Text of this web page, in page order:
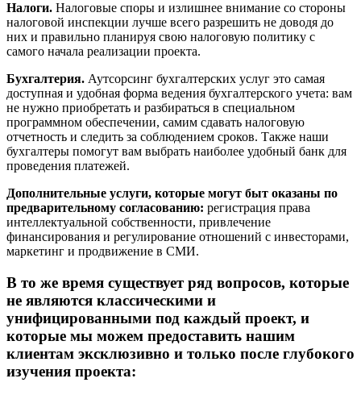
Налоги. Налоговые споры и излишнее внимание со стороны
налоговой инспекции лучше всего разрешить не доводя до
них и правильно планируя свою налоговую политику с
самого начала реализации проекта.
Бухгалтерия. Аутсорсинг бухгалтерских услуг это самая
доступная и удобная форма ведения бухгалтерского учета: вам
не нужно приобретать и разбираться в специальном
программном обеспечении, самим сдавать налоговую
отчетность и следить за соблюдением сроков. Также наши
бухгалтеры помогут вам выбрать наиболее удобный банк для
проведения платежей.
Дополнительные услуги, которые могут быт оказаны по
предварительному согласованию: регистрация права
интеллектуальной собственности, привлечение
финансирования и регулирование отношений с инвесторами,
маркетинг и продвижение в СМИ.
В то же время существует ряд вопросов, которые
не являются классическими и
унифицированными под каждый проект, и
которые мы можем предоставить нашим
клиентам эксклюзивно и только после глубокого
изучения проекта: